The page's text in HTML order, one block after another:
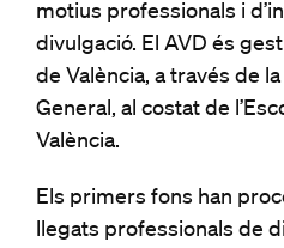
motius professionals i
divulgació. El AVD és
de València, a través de
General, al costat de
València.
Els primers fons han
llegats professionals de